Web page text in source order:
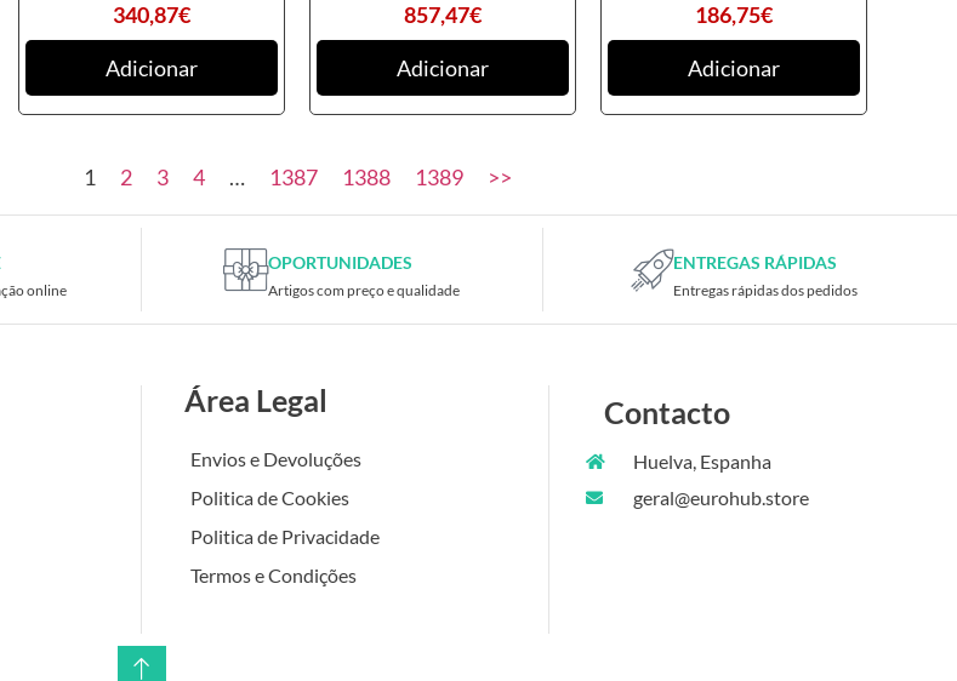
340,87€
Adicionar
857,47€
Adicionar
186,75€
Adicionar
1 2 3 4 … 1387 1388 1389 >>
online
OPORTUNIDADES
Artigos com preço e qualidade
ENTREGAS RÁPIDAS
Entregas rápidas dos pedidos
Área Legal
Envios e Devoluções
Politica de Cookies
Politica de Privacidade
Termos e Condições
Contacto
Huelva, Espanha
geral@eurohub.store